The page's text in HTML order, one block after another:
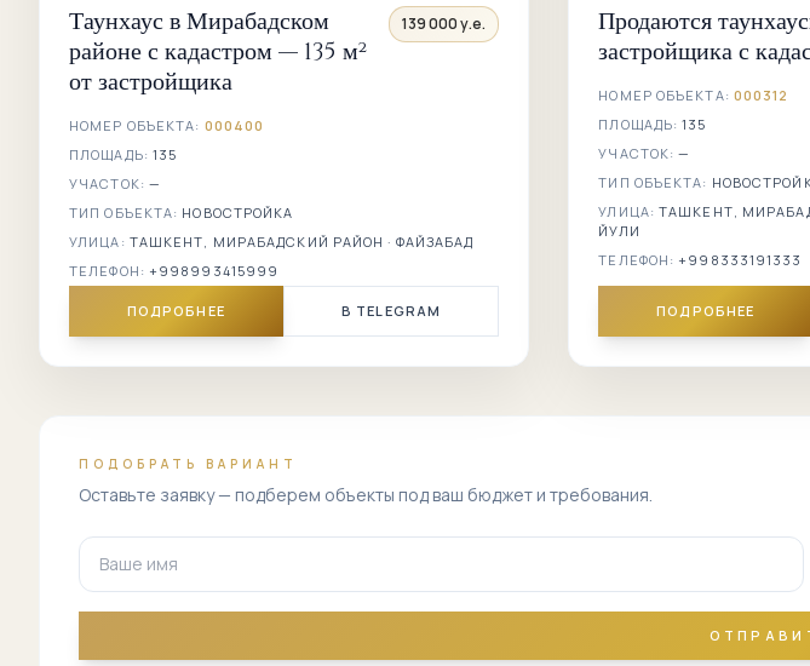
Таунхаус в Мирабадском
районе с кадастром — 135 м²
от застройщика
139 000 у.е.
НОМЕР ОБЪЕКТА: 000400
ПЛОЩАДЬ: 135
УЧАСТОК: —
ТИП ОБЪЕКТА: НОВОСТРОЙКА
УЛИЦА: ТАШКЕНТ, МИРАБАДСКИЙ РАЙОН · ФАЙЗАБАД
ТЕЛЕФОН: +998993415999
ПОДРОБНЕЕ В TELEGRAM
Продаются
застройщика с
НОМЕР ОБЪЕКТА: 000312
ПЛОЩАДЬ:135
УЧАСТОК:—
ТИП ОБЪЕКТА:
УЛИЦА:ТАШКЕНТ,
ЙУЛИ
ТЕЛЕФОН: +998333191333
ПОДРОБНЕЕ
ПОДОБРАТЬ ВАРИАНТ
Оставьте заявку — подберем объекты под ваш бюджет и требования.